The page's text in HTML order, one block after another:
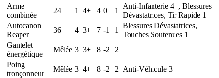
Arme
combinée
24 1 4+ 4 0 1
Anti-Infanterie 4+, Blessures
Dévastatrices, Tir Rapide 1
Autocanon
Reaper
36 4 3+ 7 -1 1
Blessures Dévastatrices,
Touches Soutenues 1
Gantelet
énergétique
Mêlée 3 3+ 8 -2
2
Poing
tronçonneur
Mêlée 3 4+ 8 -2 2 Anti-Véhicule 3+